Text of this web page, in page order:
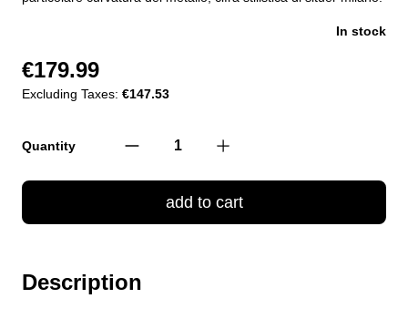
In stock
€179.99
Excluding Taxes: €147.53
Quantity
add to cart
Description